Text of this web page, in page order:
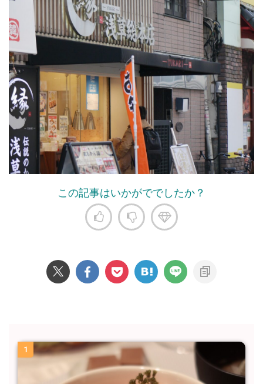
この記事はいかがででしたか？
1